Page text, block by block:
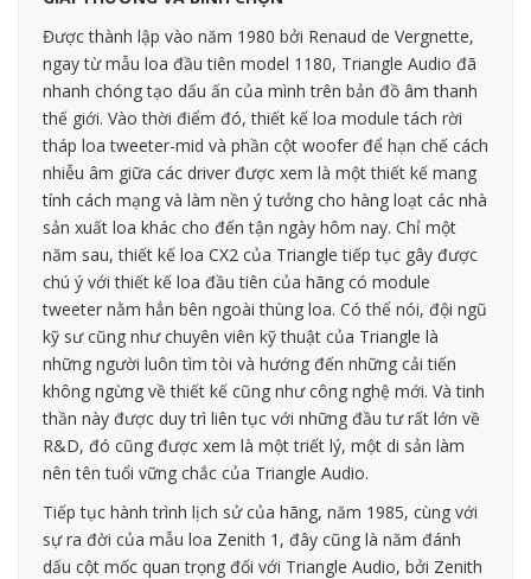
Được thành lập vào năm 1980 bởi Renaud de Vergnette,
ngay từ mẫu loa đầu tiên model 1180, Triangle Audio đã
nhanh chóng tạo dấu ấn của mình trên bản đồ âm thanh
thế giới. Vào thời điểm đó, thiết kế loa module tách rời
tháp loa tweeter-mid và phần cột woofer để hạn chế cách
nhiễu âm giữa các driver được xem là một thiết kế mang
tính cách mạng và làm nền ý tưởng cho hàng loạt các nhà
sản xuất loa khác cho đến tận ngày hôm nay. Chỉ một
năm sau, thiết kế loa CX2 của Triangle tiếp tục gây được
chú ý với thiết kế loa đầu tiên của hãng có module
tweeter nằm hẳn bên ngoài thùng loa. Có thể nói, đội ngũ
kỹ sư cũng như chuyên viên kỹ thuật của Triangle là
những người luôn tìm tòi và hướng đến những cải tiến
không ngừng về thiết kế cũng như công nghệ mới. Và tinh
thần này được duy trì liên tục với những đầu tư rất lớn về
R&D, đó cũng được xem là một triết lý, một di sản làm
nên tên tuổi vững chắc của Triangle Audio.
Tiếp tục hành trình lịch sử của hãng, năm 1985, cùng với
sự ra đời của mẫu loa Zenith 1, đây cũng là năm đánh
dấu cột mốc quan trọng đối với Triangle Audio, bởi Zenith